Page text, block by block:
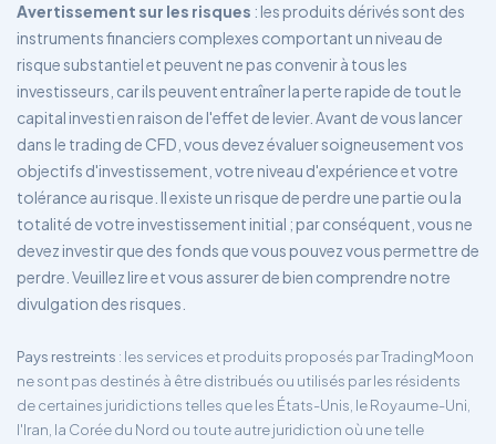
Avertissement sur les risques : les produits dérivés sont des
instruments financiers complexes comportant un niveau de
risque substantiel et peuvent ne pas convenir à tous les
investisseurs, car ils peuvent entraîner la perte rapide de tout le
capital investi en raison de l'effet de levier. Avant de vous lancer
dans le trading de CFD, vous devez évaluer soigneusement vos
objectifs d'investissement, votre niveau d'expérience et votre
tolérance au risque. Il existe un risque de perdre une partie ou la
totalité de votre investissement initial ; par conséquent, vous ne
devez investir que des fonds que vous pouvez vous permettre de
perdre. Veuillez lire et vous assurer de bien comprendre notre
divulgation des risques.
Pays restreints : les services et produits proposés par TradingMoon
ne sont pas destinés à être distribués ou utilisés par les résidents
de certaines juridictions telles que les États-Unis, le Royaume-Uni,
l'Iran, la Corée du Nord ou toute autre juridiction où une telle